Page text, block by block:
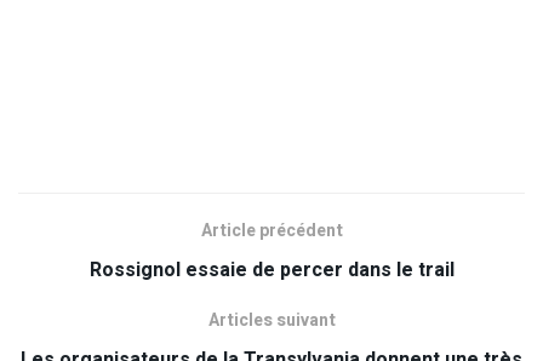
Article précédent
Rossignol essaie de percer dans le trail
Articles suivant